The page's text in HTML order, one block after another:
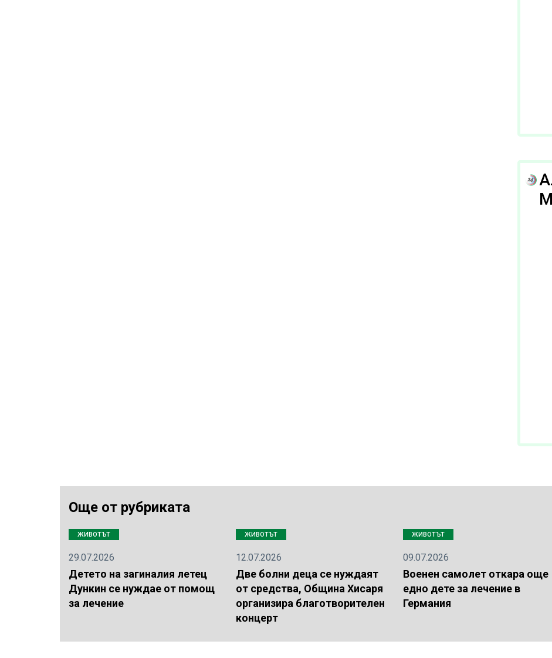
Още от рубриката
ЖИВОТЪТ
29.07.2026
Детето на загиналия летец
Дункин се нуждае от помощ
за лечение
ЖИВОТЪТ
12.07.2026
Две болни деца се нуждаят
от средства, Община Хисаря
организира благотворителен
концерт
ЖИВОТЪТ
09.07.2026
Военен самолет откара още
едно дете за лечение в
Германия